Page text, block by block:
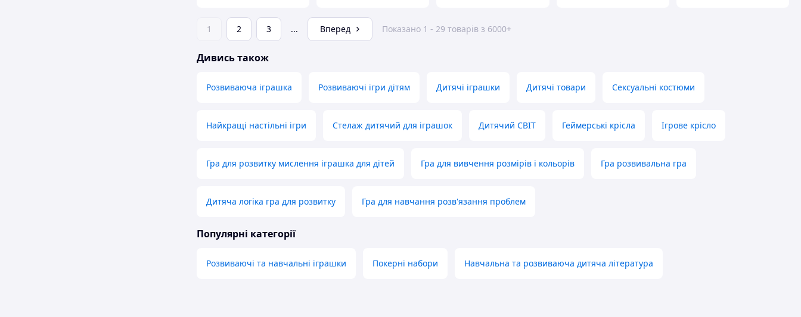
1 2 3 ... Вперед Показано 1 - 29 товарів з 6000+
Дивись також
Розвиваюча іграшка Розвиваючі ігри дітям Дитячі іграшки Дитячі товари Сексуальні костюми
Найкращі настільні ігри Стелаж дитячий для іграшок Дитячий СВІТ Геймерські крісла Ігрове крісло
Гра для розвитку мислення іграшка для дітей Гра для вивчення розмірів і кольорів Гра розвивальна гра
Дитяча логіка гра для розвитку Гра для навчання розв'язання проблем
Популярні категорії
Розвиваючі та навчальні іграшки Покерні набори Навчальна та розвиваюча дитяча література